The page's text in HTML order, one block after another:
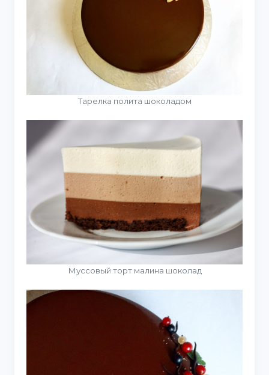
Тарелка полита шоколадом
Муссовый торт малина шоколад